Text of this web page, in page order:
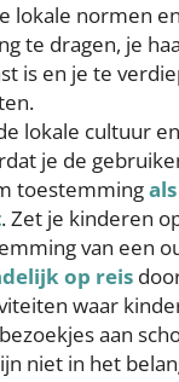
lokale normen
te dragen, je
is en je te
lokale cultuur
je de
toestemming
. Zet je kinderen
van een
op reis
waar
aan
niet in het